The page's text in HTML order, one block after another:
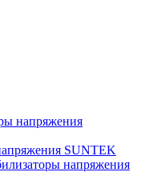
напряжения
SUNTEK
напряжения